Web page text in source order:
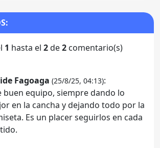
1 hasta el 2de2 comentario(s)
Fagoaga (25/8/25, 04:13):
buen equipo, siempre dando lo
en la cancha y dejando todo por la
Es un placer seguirlos en cada